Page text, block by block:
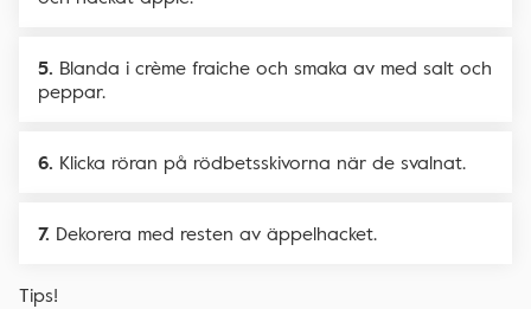
Blanda i crème fraiche och smaka av med salt och
peppar.
Klicka röran på rödbetsskivorna när de svalnat.
Dekorera med resten av äppelhacket.
Tips!